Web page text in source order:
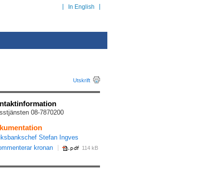
In English
Utskrift
08-7870200
Stefan Ingves
kronan
114 kB